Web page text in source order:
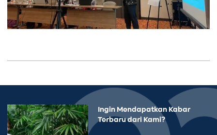
Ingin Mendapatkan Kabar
Terbaru dari Kami?